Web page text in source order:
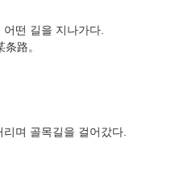
떤 길을 지나가다.
路。
며 골목길을 걸어갔다.